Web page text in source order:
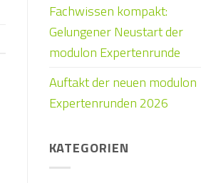
Fachwissen kompakt:
Gelungener Neustart der
modulon Expertenrunde
Auftakt der neuen modulon
Expertenrunden 2026
KATEGORIEN